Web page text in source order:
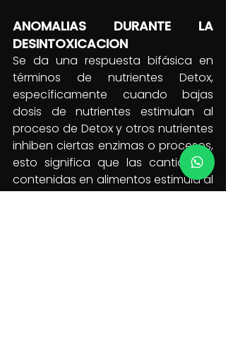
ANOMALIAS DURANTE LA
DESINTOXICACION
Se da una respuesta bifásica en
términos de nutrientes Detox,
específicamente cuando bajas
dosis de nutrientes estimulan al
proceso de Detox y otros nutrientes
inhiben ciertas enzimas o procesos,
esto significa que las cantidades
contenidas en alimentos estimula al
proceso de Detox, pero cantidades